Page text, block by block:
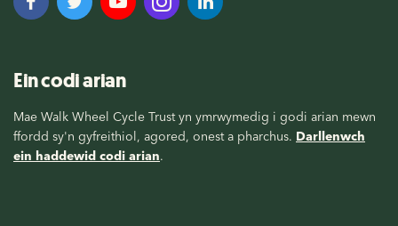
Ein codi arian
Mae Walk Wheel Cycle Trust yn ymrwymedig i godi arian mewn
ffordd sy'n gyfreithiol, agored, onest a pharchus. Darllenwch
ein haddewid codi arian.